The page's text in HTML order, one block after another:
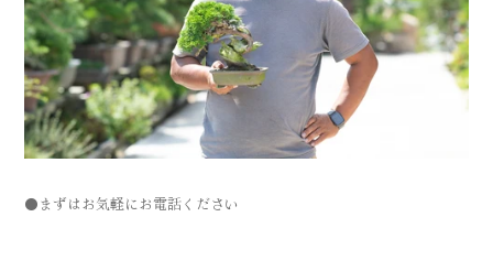
⚫まずはお気軽にお電話ください